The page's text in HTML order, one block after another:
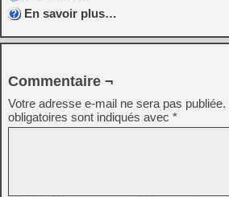
En savoir plus…
Commentaire ¬
Votre adresse e-mail ne sera pas publiée.
obligatoires sont indiqués avec *